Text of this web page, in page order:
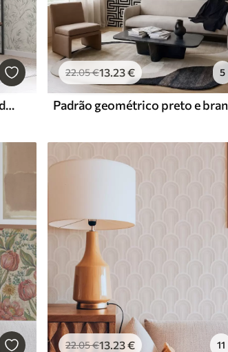
Folhas de aguarela em tons frios, design minimalista
22.05€13.23€ 5
22.05€13.23€ 11